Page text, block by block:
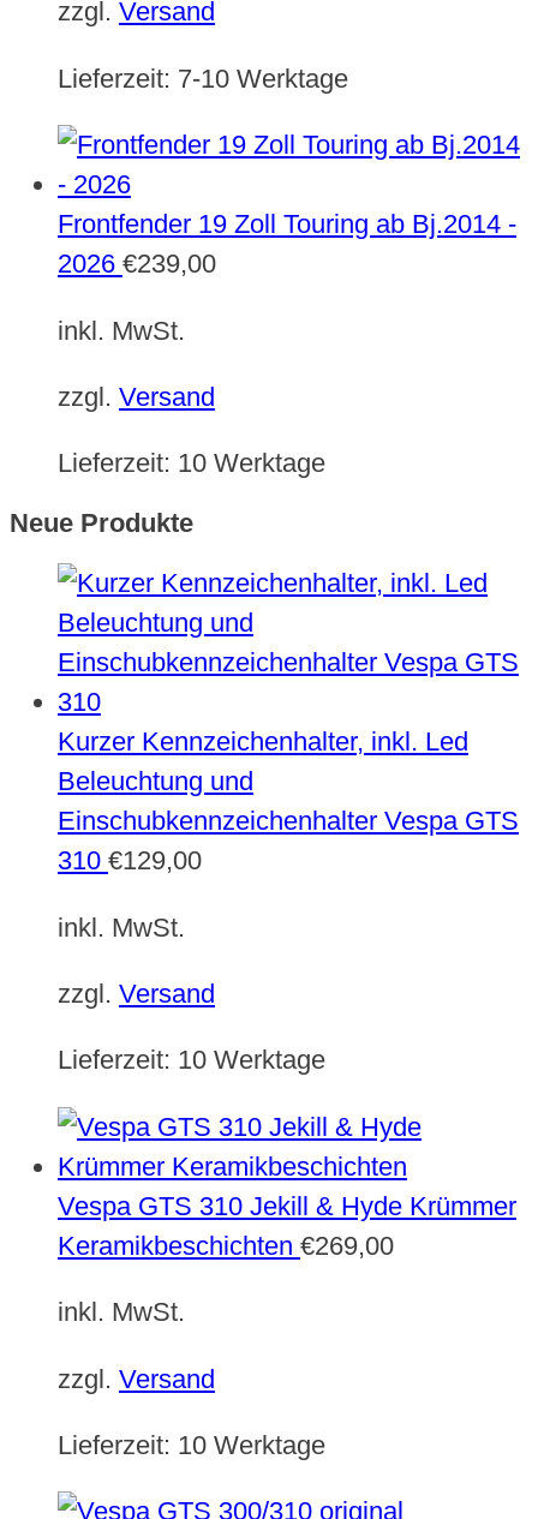
zzgl. Versand
Lieferzeit: 7-10 Werktage
Frontfender 19 Zoll Touring ab Bj.2014 -
2026 €239,00
inkl. MwSt.
zzgl. Versand
Lieferzeit: 10 Werktage
Neue Produkte
Kurzer Kennzeichenhalter, inkl. Led
Beleuchtung und
Einschubkennzeichenhalter Vespa GTS
310 €129,00
inkl. MwSt.
zzgl. Versand
Lieferzeit: 10 Werktage
Vespa GTS 310 Jekill & Hyde Krümmer
Keramikbeschichten €269,00
inkl. MwSt.
zzgl. Versand
Lieferzeit: 10 Werktage